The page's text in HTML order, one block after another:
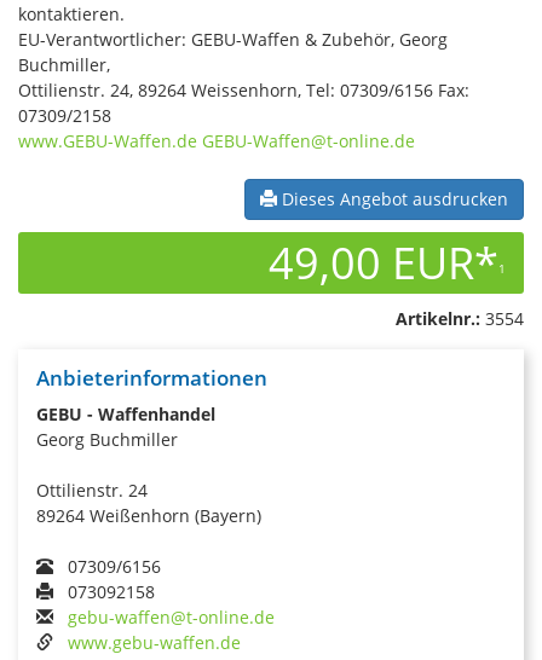
kontaktieren.
EU-Verantwortlicher: GEBU-Waffen & Zubehör, Georg
Buchmiller,
Ottilienstr. 24, 89264 Weissenhorn, Tel: 07309/6156 Fax:
07309/2158
www.GEBU-Waffen.de GEBU-Waffen@t-online.de
Dieses Angebot ausdrucken
49,00 EUR*1
Artikelnr.: 3554
Anbieterinformationen
GEBU - Waffenhandel
Georg Buchmiller
Ottilienstr. 24
89264 Weißenhorn (Bayern)
07309/6156
073092158
gebu-waffen@t-online.de
www.gebu-waffen.de